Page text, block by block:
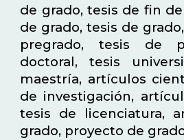
de grado, tesis de fin
de grado, tesis de
pregrado, tesis de
doctoral, tesis
maestría, artículos
de investigación,
tesis de licenciatura,
grado, proyecto de